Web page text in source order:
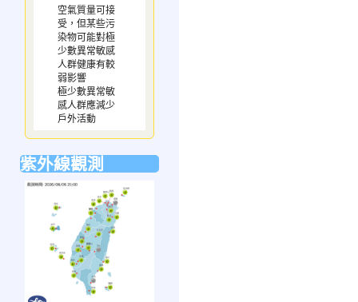
空氣質量可接
受，但某些污
染物可能對極
少數異常敏感
人群健康有較
弱影響
極少數異常敏
感人群應減少
戶外活動
紫外線觀測